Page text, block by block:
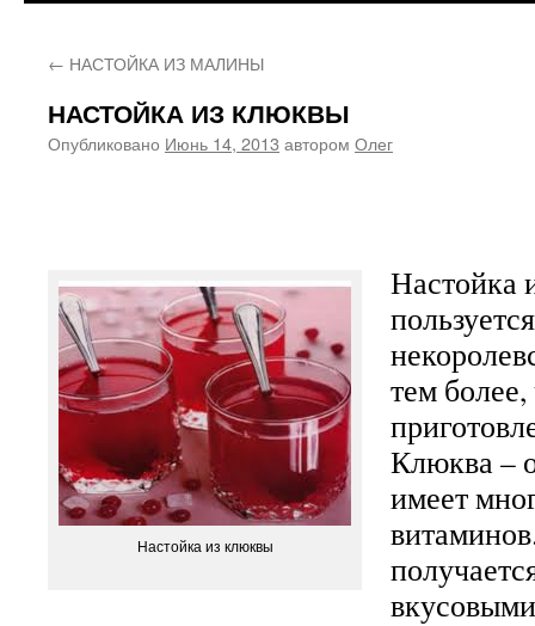
← НАСТОЙКА ИЗ МАЛИНЫ
НАСТОЙКА ИЗ КЛЮКВЫ
Опубликовано Июнь 14, 2013 автором Олег
Настойка из клюквы
Настойка
тем
Клюква –
имеет